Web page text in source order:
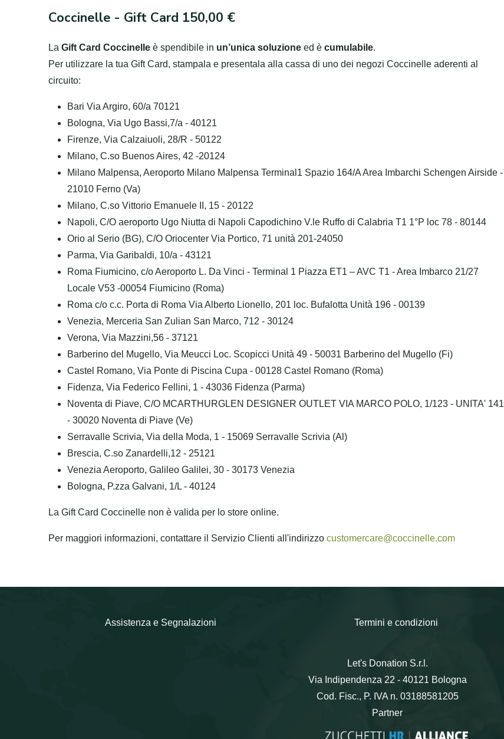
Coccinelle - Gift Card 150,00 €
LaGift Card Coccinelle è spendibile in un’unica soluzione ed ècumulabile.
Per utilizzare la tua Gift Card, stampala e presentala alla cassa di uno dei negozi Coccinelle aderenti al
circuito:
Bari Via Argiro, 60/a 70121
Bologna, Via Ugo Bassi,7/a - 40121
Firenze, Via Calzaiuoli, 28/R - 50122
Milano, C.so Buenos Aires, 42 -20124
Milano Malpensa, Aeroporto Milano Malpensa Terminal1 Spazio 164/A Area Imbarchi Schengen Airside -
21010 Ferno (Va)
Milano, C.so Vittorio Emanuele II, 15 - 20122
Napoli, C/O aeroporto Ugo Niutta di Napoli Capodichino V.le Ruffo di Calabria T1 1°P loc 78 - 80144
Orio al Serio (BG), C/O Oriocenter Via Portico, 71 unità 201-24050
Parma, Via Garibaldi, 10/a - 43121
Roma Fiumicino, c/o Aeroporto L. Da Vinci - Terminal 1 Piazza ET1 – AVC T1 - Area Imbarco 21/27
Locale V53 -00054 Fiumicino (Roma)
Roma c/o c.c. Porta di Roma Via Alberto Lionello, 201 loc. Bufalotta Unità 196 - 00139
Venezia, Merceria San Zulian San Marco, 712 - 30124
Verona, Via Mazzini,56 - 37121
Barberino del Mugello, Via Meucci Loc. Scopicci Unità 49 - 50031 Barberino del Mugello (Fi)
Castel Romano, Via Ponte di Piscina Cupa - 00128 Castel Romano (Roma)
Fidenza, Via Federico Fellini, 1 - 43036 Fidenza (Parma)
Noventa di Piave, C/O MCARTHURGLEN DESIGNER OUTLET VIA MARCO POLO, 1/123 - UNITA' 141
- 30020 Noventa di Piave (Ve)
Serravalle Scrivia, Via della Moda, 1 - 15069 Serravalle Scrivia (Al)
Brescia, C.so Zanardelli,12 - 25121
Venezia Aeroporto, Galileo Galilei, 30 - 30173 Venezia
Bologna, P.zza Galvani, 1/L - 40124
La Gift Card Coccinelle non è valida per lo store online.
Per maggiori informazioni, contattare il Servizio Clienti all'indirizzocustomercare@coccinelle.com
Assistenza e Segnalazioni Termini e condizioni
Let's Donation S.r.l.
Via Indipendenza 22 - 40121 Bologna
Cod. Fisc., P. IVA n. 03188581205
Partner